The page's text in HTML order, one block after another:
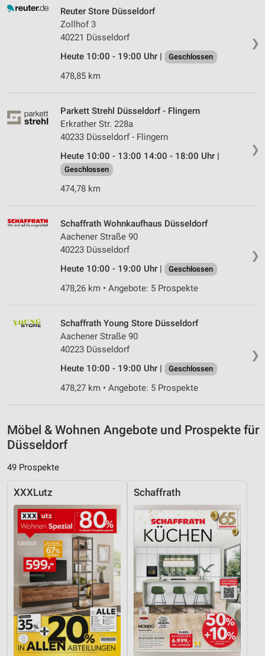
❯
Reuter Store Düsseldorf
Zollhof 3
40221 Düsseldorf
Heute 10:00 - 19:00 Uhr |
Geschlossen
478,85 km
❯
Parkett Strehl Düsseldorf - Flingern
Erkrather Str. 228a
40233 Düsseldorf - Flingern
Heute 10:00 - 13:00 14:00 - 18:00 Uhr |
Geschlossen
474,78 km
❯
Schaffrath Wohnkaufhaus Düsseldorf
Aachener Straße 90
40223 Düsseldorf
Heute 10:00 - 19:00 Uhr |
Geschlossen
478,26 km • Angebote: 5 Prospekte
❯
Schaffrath Young Store Düsseldorf
Aachener Straße 90
40223 Düsseldorf
Heute 10:00 - 19:00 Uhr |
Geschlossen
478,27 km • Angebote: 5 Prospekte
Möbel & Wohnen Angebote und Prospekte für
Düsseldorf
49 Prospekte
XXXLutz Schaffrath